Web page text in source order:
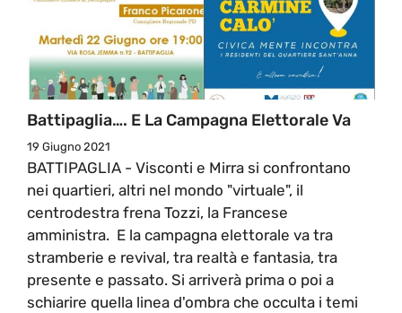
Battipaglia…. E La Campagna Elettorale Va
19 Giugno 2021
BATTIPAGLIA - Visconti e Mirra si confrontano
nei quartieri, altri nel mondo "virtuale", il
centrodestra frena Tozzi, la Francese
amministra. E la campagna elettorale va tra
stramberie e revival, tra realtà e fantasia, tra
presente e passato. Si arriverà prima o poi a
schiarire quella linea d'ombra che occulta i temi